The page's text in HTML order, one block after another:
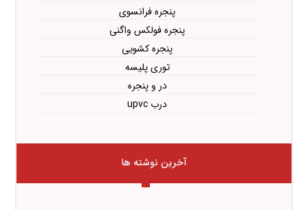
پنجره فرانسوی
پنجره فولکس واگنی
پنجره کشویی
توری پلیسه
در و پنجره
درب upvc
آخرین نوشته ها